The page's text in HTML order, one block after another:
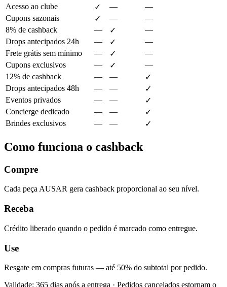
Acesso ao clube
✓ —
—
Cupons sazonais
✓ —
—
8% de cashback
— ✓
—
Drops antecipados 24h
— ✓
—
Frete grátis sem mínimo
— ✓
—
Cupons exclusivos
— ✓
—
12% de cashback
— —
✓
Drops antecipados 48h
— —
✓
Eventos privados
— —
✓
Concierge dedicado
— —
✓
Brindes exclusivos
— — ✓
Como funciona o cashback
Compre
Cada peça AUSAR gera cashback proporcional ao seu nível.
Receba
Crédito liberado quando o pedido é marcado como entregue.
Use
Resgate em compras futuras — até 50% do subtotal por pedido.
Validade: 365 dias após a entrega · Pedidos cancelados estornam o